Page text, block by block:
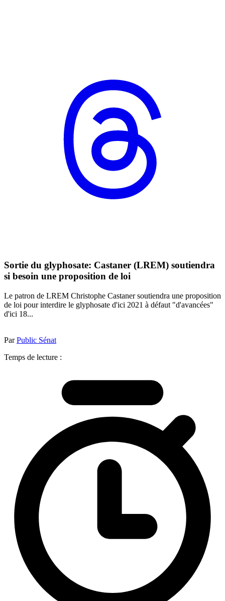
Sortie du glyphosate: Castaner (LREM) soutiendra
si besoin une proposition de loi
Le patron de LREM Christophe Castaner soutiendra une proposition
de loi pour interdire le glyphosate d'ici 2021 à défaut "d'avancées"
d'ici 18...
ParPublic Sénat
Temps de lecture :